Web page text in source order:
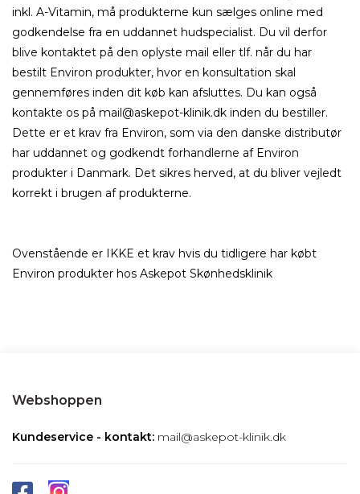
inkl. A-Vitamin, må produkterne kun sælges online med
godkendelse fra en uddannet hudspecialist. Du vil derfor
blive kontaktet på den oplyste mail eller tlf. når du har
bestilt Environ produkter, hvor en konsultation skal
gennemføres inden dit køb kan afsluttes. Du kan også
kontakte os på mail@askepot-klinik.dk inden du bestiller.
Dette er et krav fra Environ, som via den danske distributør
har uddannet og godkendt forhandlerne af Environ
produkter i Danmark. Det sikres herved, at du bliver vejledt
korrekt i brugen af produkterne.
Ovenstående er IKKE et krav hvis du tidligere har købt
Environ produkter hos Askepot Skønhedsklinik
Webshoppen
Kundeservice - kontakt: mail@askepot-klinik.dk